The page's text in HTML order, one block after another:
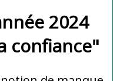
2024
confiance"